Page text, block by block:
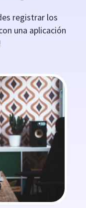
registrar los
una aplicación